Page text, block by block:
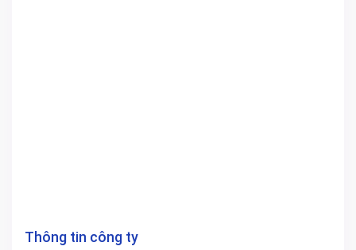
Thông tin công ty